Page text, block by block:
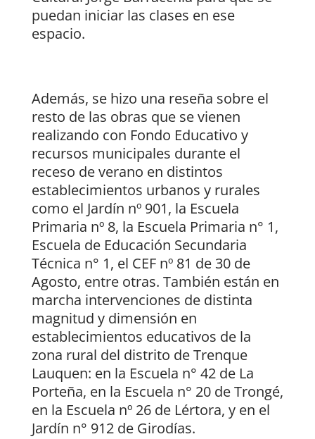
puedan iniciar las clases en ese
espacio.
Además, se hizo una reseña sobre el
resto de las obras que se vienen
realizando con Fondo Educativo y
recursos municipales durante el
receso de verano en distintos
establecimientos urbanos y rurales
como el Jardín nº 901, la Escuela
Primaria nº 8, la Escuela Primaria n° 1,
Escuela de Educación Secundaria
Técnica n° 1, el CEF nº 81 de 30 de
Agosto, entre otras. También están en
marcha intervenciones de distinta
magnitud y dimensión en
establecimientos educativos de la
zona rural del distrito de Trenque
Lauquen: en la Escuela n° 42 de La
Porteña, en la Escuela n° 20 de Trongé,
en la Escuela nº 26 de Lértora, y en el
Jardín n° 912 de Girodías.